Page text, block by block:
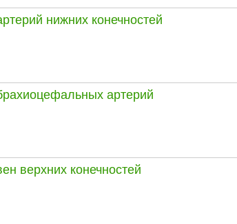
нижних конечностей
артерий
верхних конечностей